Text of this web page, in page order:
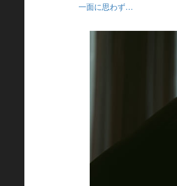
一面に思わず…